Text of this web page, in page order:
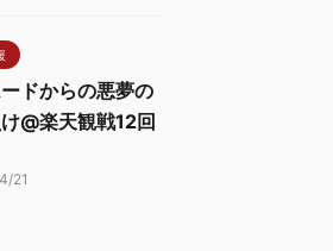
ドからの悪夢の
@楽天観戦12回
21